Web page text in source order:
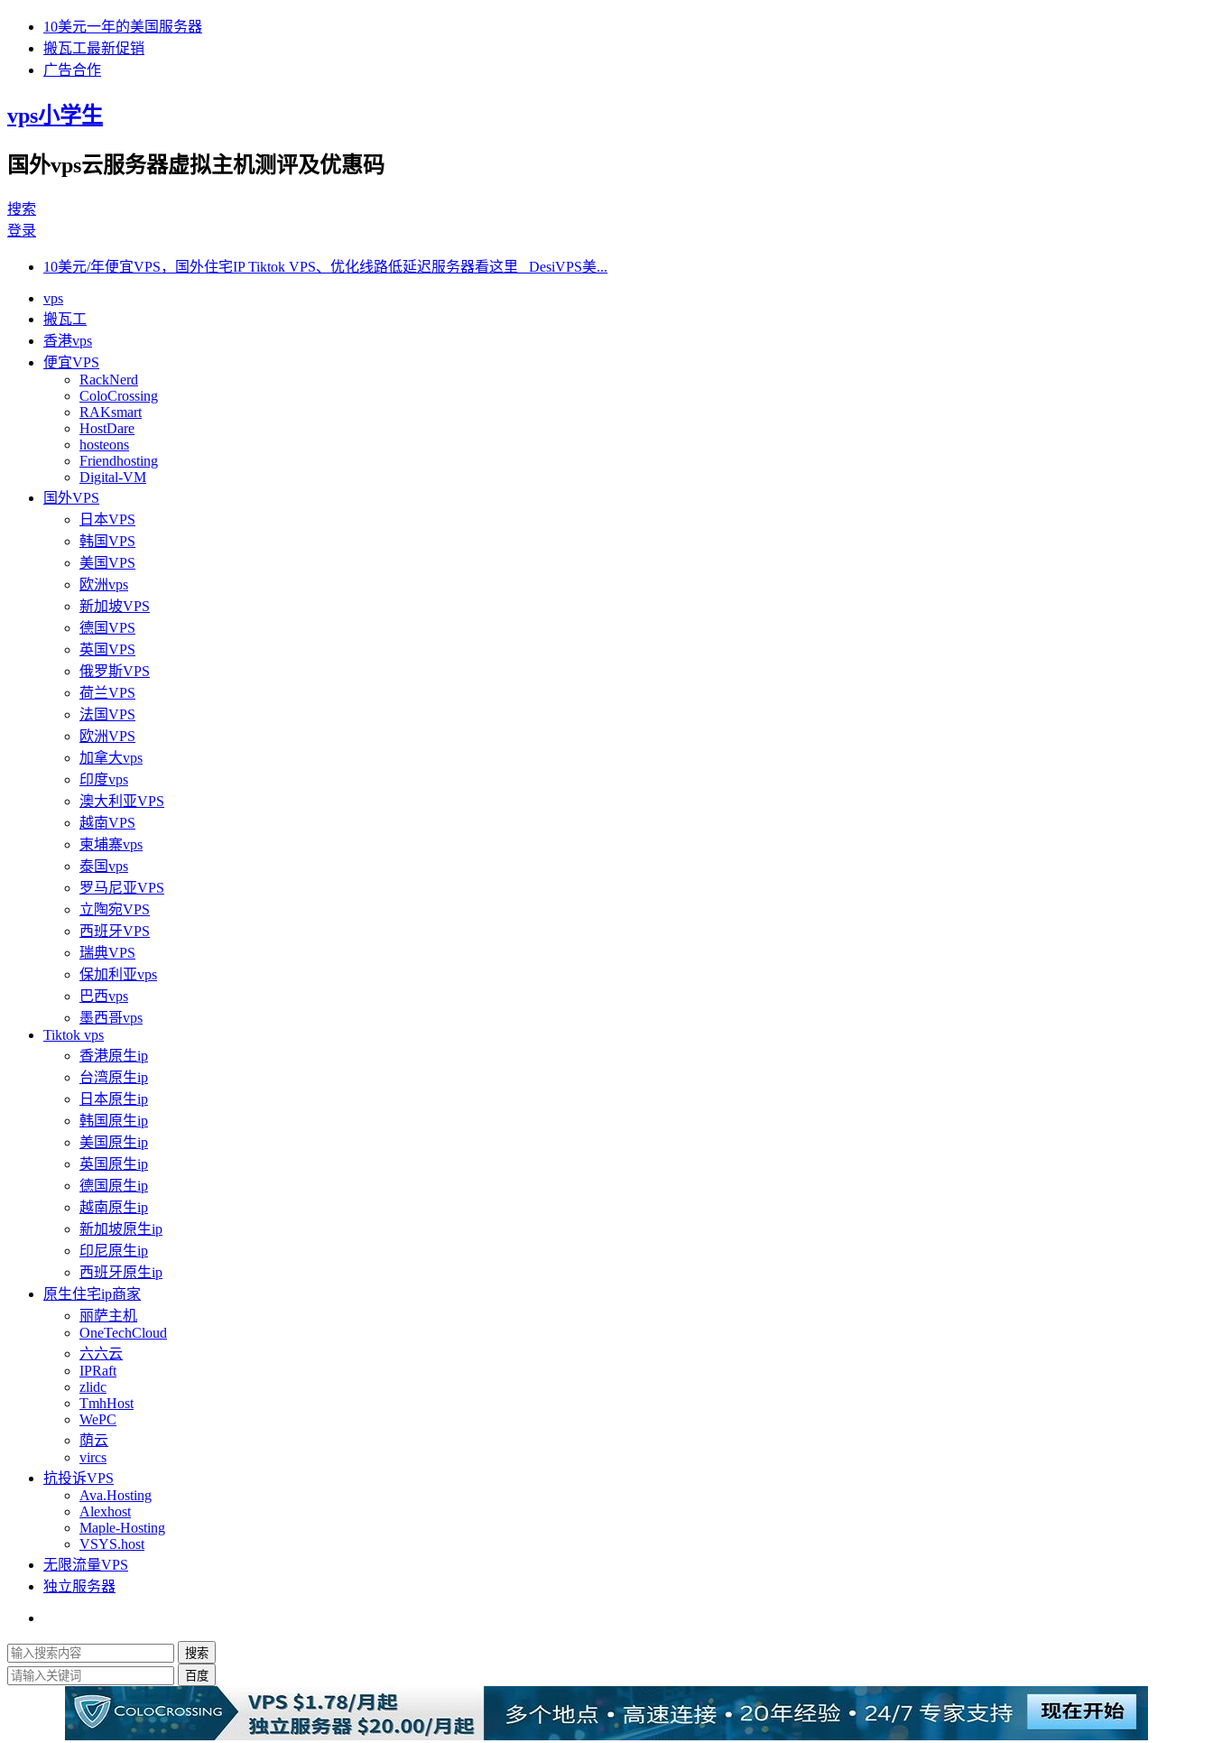
10美元一年的美国服务器
搬瓦工最新促销
广告合作
vps小学生
国外vps云服务器虚拟主机测评及优惠码
搜索
登录
10美元/年便宜VPS，国外住宅IP Tiktok VPS、优化线路低延迟服务器看这里 DesiVPS美...
vps
搬瓦工
香港vps
便宜VPS
RackNerd
ColoCrossing
RAKsmart
HostDare
hosteons
Friendhosting
Digital-VM
国外VPS
日本VPS
韩国VPS
美国VPS
欧洲vps
新加坡VPS
德国VPS
英国VPS
俄罗斯VPS
荷兰VPS
法国VPS
欧洲VPS
加拿大vps
印度vps
澳大利亚VPS
越南VPS
柬埔寨vps
泰国vps
罗马尼亚VPS
立陶宛VPS
西班牙VPS
瑞典VPS
保加利亚vps
巴西vps
墨西哥vps
Tiktok vps
香港原生ip
台湾原生ip
日本原生ip
韩国原生ip
美国原生ip
英国原生ip
德国原生ip
越南原生ip
新加坡原生ip
印尼原生ip
西班牙原生ip
原生住宅ip商家
丽萨主机
OneTechCloud
六六云
IPRaft
zlidc
TmhHost
WePC
荫云
vircs
抗投诉VPS
Ava.Hosting
Alexhost
Maple-Hosting
VSYS.host
无限流量VPS
独立服务器